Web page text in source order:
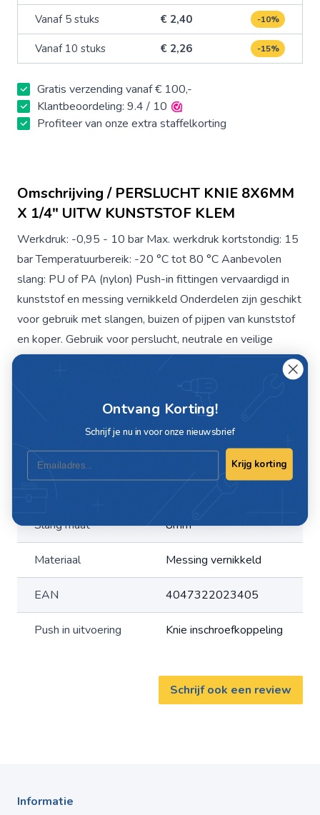
Vanaf 5 stuks € 2,40 -10%
Vanaf 10 stuks € 2,26 -15%
Gratis verzending vanaf € 100,-
Klantbeoordeling: 9.4 / 10
Profiteer van onze extra staffelkorting
Omschrijving / PERSLUCHT KNIE 8X6MM
X 1/4" UITW KUNSTSTOF KLEM
Werkdruk: -0,95 - 10 bar Max. werkdruk kortstondig: 15
bar Temperatuurbereik: -20 °C tot 80 °C Aanbevolen
slang: PU of PA (nylon) Push-in fittingen vervaardigd in
kunststof en messing vernikkeld Onderdelen zijn geschikt
voor gebruik met slangen, buizen of pijpen van kunststof
en koper. Gebruik voor perslucht, neutrale en veilige
gassen en vloeistoffen.
Artikelnummer C463-10-8
Slang maat 8mm
Materiaal Messing vernikkeld
EAN 4047322023405
Push in uitvoering Knie inschroefkoppeling
Schrijf ook een review
Informatie
Ontvang Korting!
Schrijf je nu in voor onze nieuwsbrief
Email
Krijg korting